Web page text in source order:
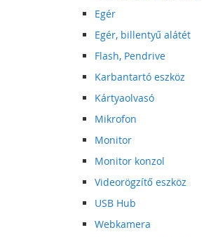
Egér
Egér, billentyű alátét
Flash, Pendrive
Karbantartó eszköz
Kártyaolvasó
Mikrofon
Monitor
Monitor konzol
Videorögzítő eszköz
USB Hub
Webkamera